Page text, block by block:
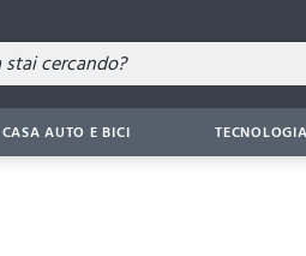
CASA AUTO E BICI TECNOLOGIA